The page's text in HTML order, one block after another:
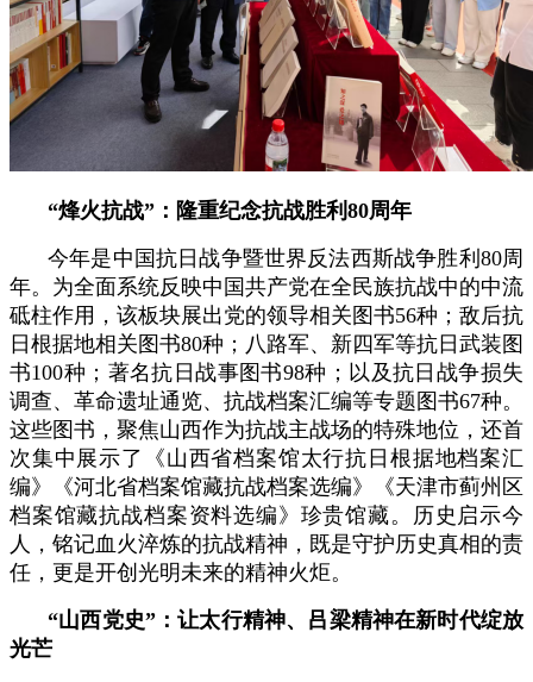
“烽火抗战”：隆重纪念抗战胜利80周年
今年是中国抗日战争暨世界反法西斯战争胜利80周
年。为全面系统反映中国共产党在全民族抗战中的中流
砥柱作用，该板块展出党的领导相关图书56种；敌后抗
日根据地相关图书80种；八路军、新四军等抗日武装图
书100种；著名抗日战事图书98种；以及抗日战争损失
调查、革命遗址通览、抗战档案汇编等专题图书67种。
这些图书，聚焦山西作为抗战主战场的特殊地位，还首
次集中展示了《山西省档案馆太行抗日根据地档案汇
编》《河北省档案馆藏抗战档案选编》《天津市蓟州区
档案馆藏抗战档案资料选编》珍贵馆藏。历史启示今
人，铭记血火淬炼的抗战精神，既是守护历史真相的责
任，更是开创光明未来的精神火炬。
“山西党史”：让太行精神、吕梁精神在新时代绽放
光芒